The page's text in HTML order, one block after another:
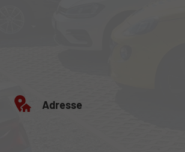
Adresse